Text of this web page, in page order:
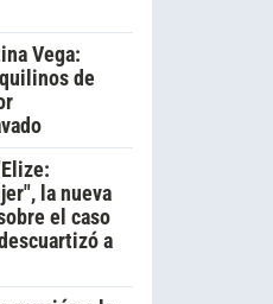
Vega:
de
la nueva
el caso
a